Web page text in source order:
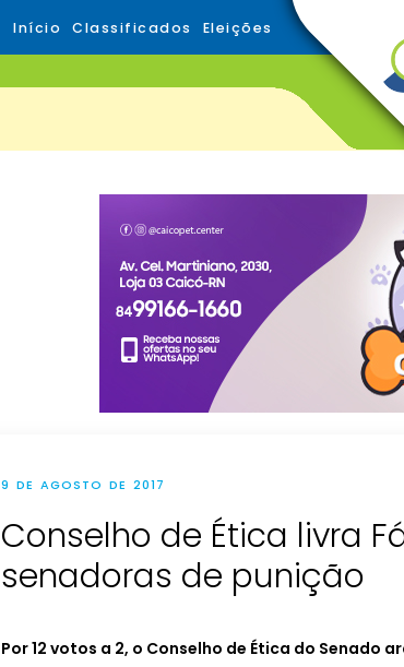
Início Classificados Eleições
9 DE AGOSTO DE 2017
Conselho de Ética livra
senadoras de punição
Por 12 votos a 2, o Conselho de Ética do Senado